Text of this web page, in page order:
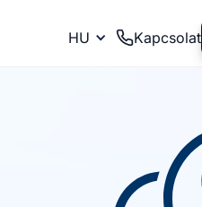
HU Kapcsolat